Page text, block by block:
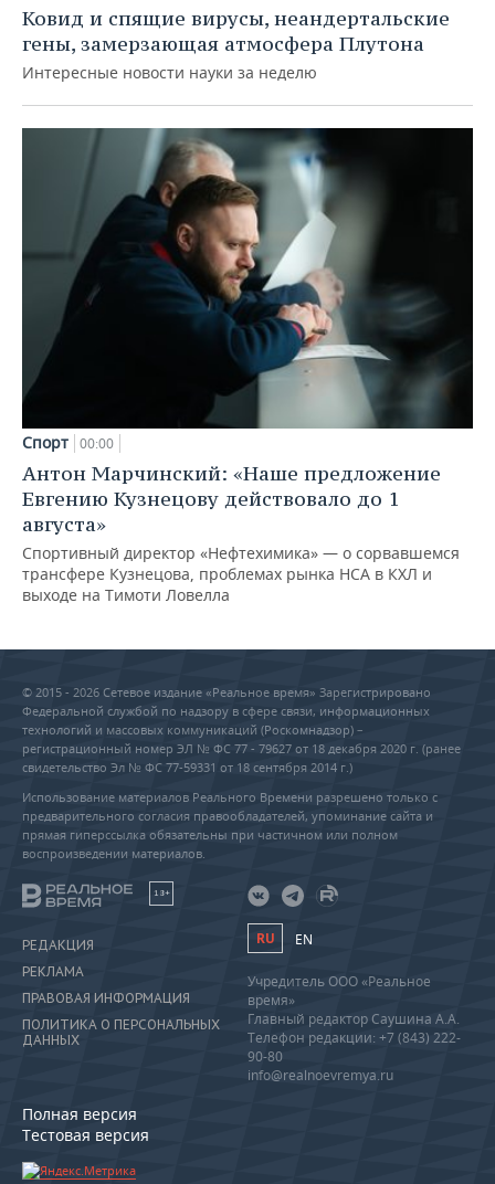
Ковид и спящие вирусы, неандертальские
гены, замерзающая атмосфера Плутона
Интересные новости науки за неделю
Спорт 00:00
Антон Марчинский: «Наше предложение
Евгению Кузнецову действовало до 1
августа»
Спортивный директор «Нефтехимика» — о сорвавшемся
трансфере Кузнецова, проблемах рынка НСА в КХЛ и
выходе на Тимоти Ловелла
© 2015 - 2026 Сетевое издание «Реальное время» Зарегистрировано
Федеральной службой по надзору в сфере связи, информационных
технологий и массовых коммуникаций (Роскомнадзор) –
регистрационный номер ЭЛ № ФС 77 - 79627 от 18 декабря 2020 г. (ранее
свидетельство Эл № ФС 77-59331 от 18 сентября 2014 г.)
Использование материалов Реального Времени разрешено только с
предварительного согласия правообладателей, упоминание сайта и
прямая гиперссылка обязательны при частичном или полном
воспроизведении материалов.
18+
РЕДАКЦИЯ
РЕКЛАМА
ПРАВОВАЯ ИНФОРМАЦИЯ
ПОЛИТИКА О ПЕРСОНАЛЬНЫХ
ДАННЫХ
Полная версия
Тестовая версия
RU EN
Учредитель ООО «Реальное
время»
Главный редактор Саушина А.А.
Телефон редакции: +7 (843) 222-
90-80
info@realnoevremya.ru